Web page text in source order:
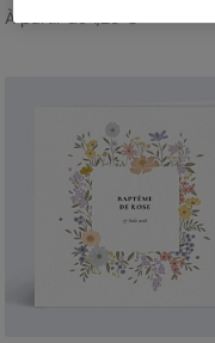
À partir de 1,29 €